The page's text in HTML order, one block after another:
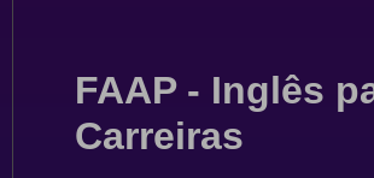
FAAP - Inglês
Carreiras